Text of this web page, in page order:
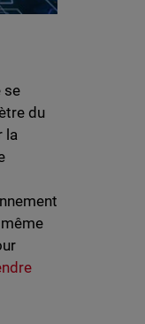
se
du
la